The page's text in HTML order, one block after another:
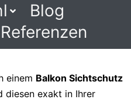
Blog
Referenzen
einem Balkon Sichtschutz
diesen exakt in Ihrer